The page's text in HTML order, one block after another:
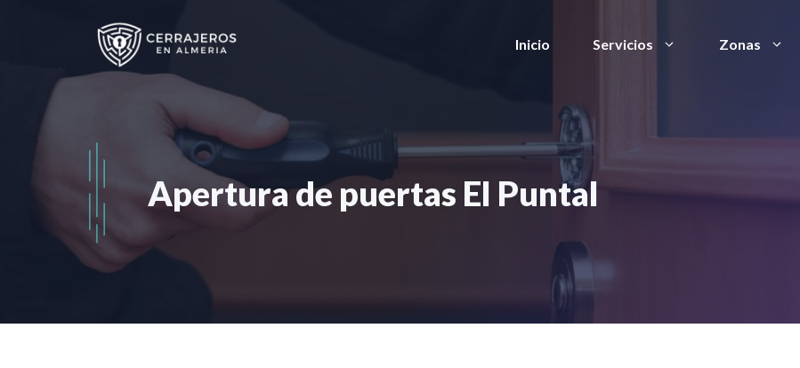
Inicio Servicios Zonas
Apertura de puertas El Puntal